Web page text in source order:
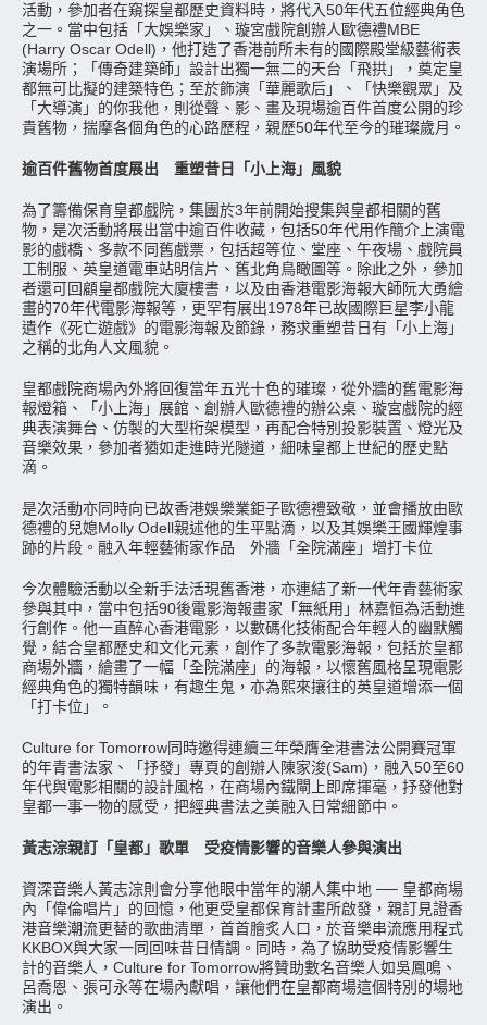
活動，參加者在窺探皇都歷史資料時，將代入50年代五位經典角色
之一。當中包括「大娛樂家」、璇宮戲院創辦人歐德禮MBE
(Harry Oscar Odell)，他打造了香港前所未有的國際殿堂級藝術表
演場所；「傳奇建築師」設計出獨一無二的天台「飛拱」，奠定皇
都無可比擬的建築特色；至於飾演「華麗歌后」、「快樂觀眾」及
「大導演」的你我他，則從聲、影、畫及現場逾百件首度公開的珍
貴舊物，揣摩各個角色的心路歷程，親歷50年代至今的璀璨歲月。
逾百件舊物首度展出 重塑昔日「小上海」風貌
為了籌備保育皇都戲院，集團於3年前開始搜集與皇都相關的舊
物，是次活動將展出當中逾百件收藏，包括50年代用作簡介上演電
影的戲橋、多款不同舊戲票，包括超等位、堂座、午夜場、戲院員
工制服、英皇道電車站明信片、舊北角鳥瞰圖等。除此之外，參加
者還可回顧皇都戲院大廈樓書，以及由香港電影海報大師阮大勇繪
畫的70年代電影海報等，更罕有展出1978年已故國際巨星李小龍
遺作《死亡遊戲》的電影海報及節錄，務求重塑昔日有「小上海」
之稱的北角人文風貌。
皇都戲院商場內外將回復當年五光十色的璀璨，從外牆的舊電影海
報燈箱、「小上海」展館、創辦人歐德禮的辦公桌、璇宮戲院的經
典表演舞台、仿製的大型桁架模型，再配合特別投影裝置、燈光及
音樂效果，參加者猶如走進時光隧道，細味皇都上世紀的歷史點
滴。
是次活動亦同時向已故香港娛樂業鉅子歐德禮致敬，並會播放由歐
德禮的兒媳Molly Odell親述他的生平點滴，以及其娛樂王國輝煌事
跡的片段。融入年輕藝術家作品 外牆「全院滿座」增打卡位
今次體驗活動以全新手法活現舊香港，亦連結了新一代年青藝術家
參與其中，當中包括90後電影海報畫家「無紙用」林嘉恒為活動進
行創作。他一直醉心香港電影，以數碼化技術配合年輕人的幽默觸
覺，結合皇都歷史和文化元素，創作了多款電影海報，包括於皇都
商場外牆，繪畫了一幅「全院滿座」的海報，以懷舊風格呈現電影
經典角色的獨特韻味，有趣生鬼，亦為熙來攘往的英皇道增添一個
「打卡位」。
Culture for Tomorrow同時邀得連續三年榮膺全港書法公開賽冠軍
的年青書法家、「抒發」專頁的創辦人陳家浚(Sam)，融入50至60
年代與電影相關的設計風格，在商場內鐵閘上即席揮毫，抒發他對
皇都一事一物的感受，把經典書法之美融入日常細節中。
黃志淙親訂「皇都」歌單 受疫情影響的音樂人參與演出
資深音樂人黃志淙則會分享他眼中當年的潮人集中地 ── 皇都商場
內「偉倫唱片」的回憶，他更受皇都保育計畫所啟發，親訂見證香
港音樂潮流更替的歌曲清單，首首膾炙人口，於音樂串流應用程式
KKBOX與大家一同回味昔日情調。同時，為了協助受疫情影響生
計的音樂人，Culture for Tomorrow將贊助數名音樂人如吳鳳鳴、
呂喬恩、張可永等在場內獻唱，讓他們在皇都商場這個特別的場地
演出。